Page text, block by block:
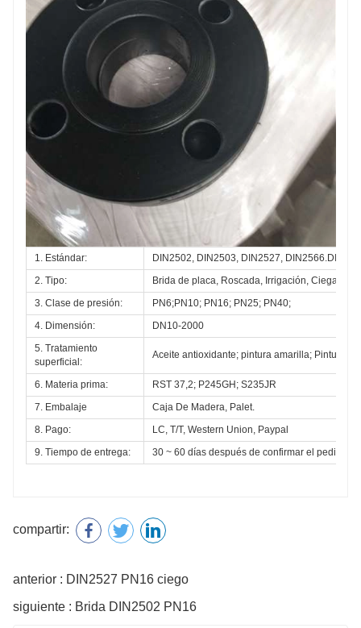
1. Estándar:
DIN2502, DIN2503, DIN2527,
2. Tipo:
Brida de placa, Roscada, Irrigación, Ciega,
3. Clase de presión:
PN6;PN10; PN16; PN25; PN40;
4. Dimensión:
DN10-2000
5. Tratamiento
superficial:
Aceite antioxidante; pintura amarilla; Pintura
6. Materia prima:
RST 37,2; P245GH; S235JR
7. Embalaje
Caja De Madera, Palet.
8. Pago:
LC, T/T, Western Union, Paypal
9. Tiempo de entrega:
30 ~ 60 días después de confirmar el pedido
compartir:
anterior : DIN2527 PN16 ciego
siguiente : Brida DIN2502 PN16